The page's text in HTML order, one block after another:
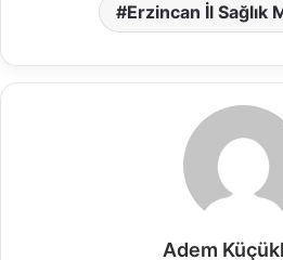
Erzincan İl Sağlık
Adem